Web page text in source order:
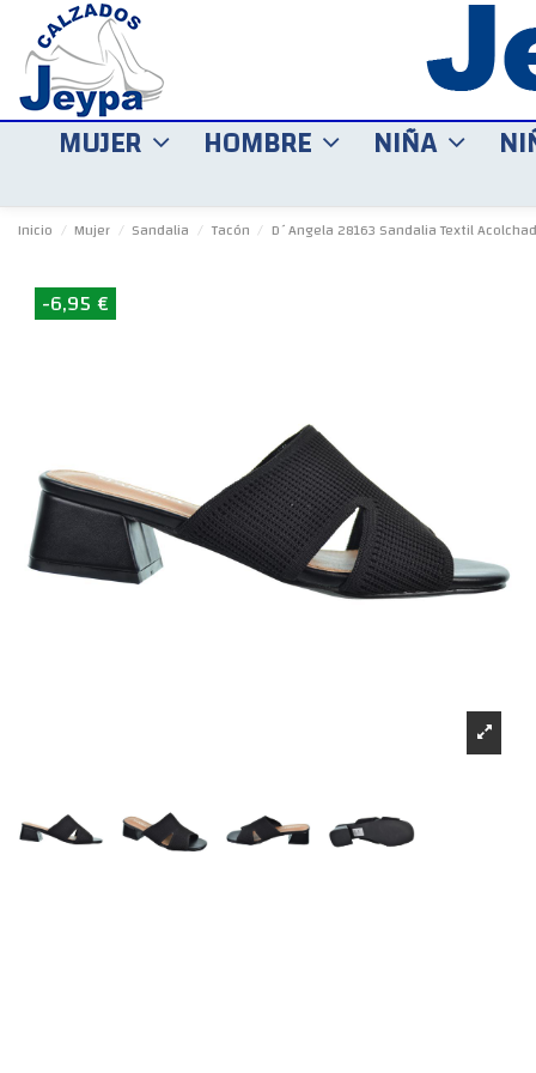
MUJER HOMBRE NIÑA
Inicio Mujer Sandalia Tacón D´Angela 28163 Sandalia Textil
-6,95 €